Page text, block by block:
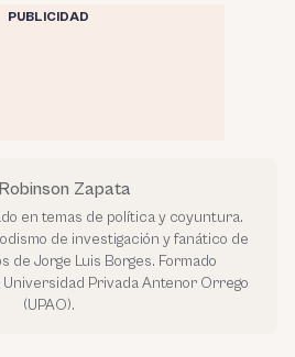
PUBLICIDAD
Robinson Zapata
en temas de política y coyuntura.
de investigación y fanático de
de Jorge Luis Borges. Formado
Privada Antenor Orrego
(UPAO).